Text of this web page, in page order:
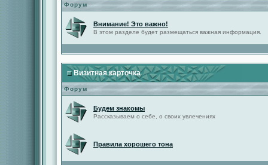
Форум
Внимание! Это важно!
В этом разделе будет размещаться важная информация.
Визитная карточка
Форум
Будем знакомы
Рассказываем о себе, о своих увлечениях
Правила хорошего тона